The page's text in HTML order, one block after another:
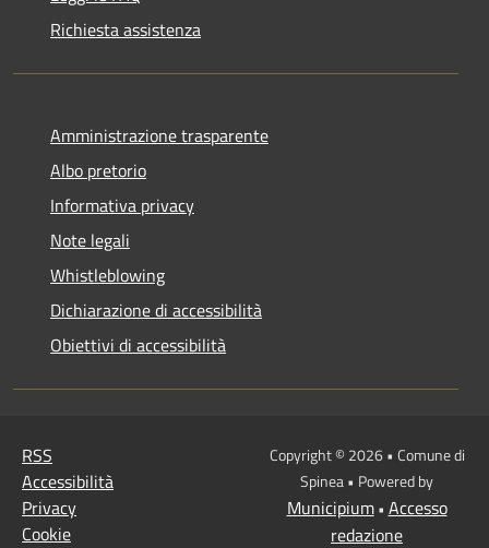
Richiesta assistenza
Amministrazione trasparente
Albo pretorio
Informativa privacy
Note legali
Whistleblowing
Dichiarazione di accessibilità
Obiettivi di accessibilità
RSS
Accessibilità
Privacy
Cookie
Copyright © 2026 • Comune di
Spinea • Powered by
Municipium• Accesso
redazione